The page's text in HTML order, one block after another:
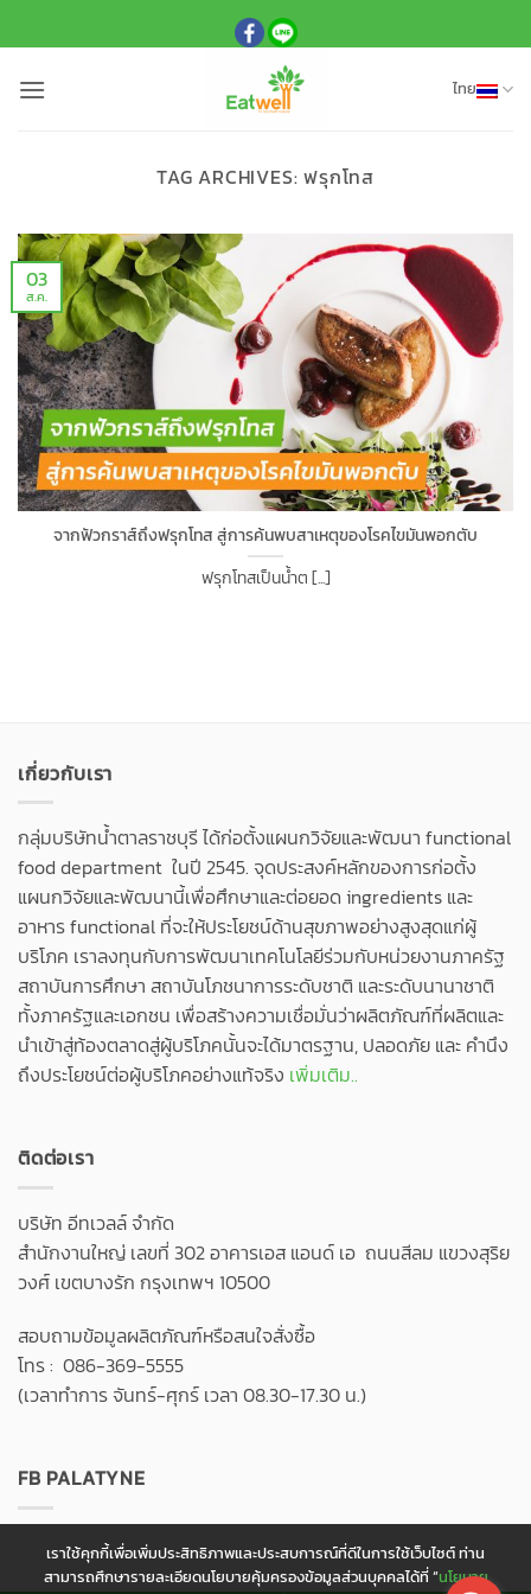
ไป
เนื้อหา
ไทย
TAG ARCHIVES:ฟรุกโทส
จากฟัวกราส์ถึงฟรุกโทส สู่การค้นพบสาเหตุของโรคไขมันพอกตับ
ฟรุกโทสเป็นน้ำต [...]
03
ส.ค.
เกี่ยวกับเรา
กลุ่มบริษัทน้ำตาลราชบุรี ได้ก่อตั้งแผนกวิจัยและพัฒนา functional
food department ในปี 2545. จุดประสงค์หลักของการก่อตั้ง
แผนกวิจัยและพัฒนานี้เพื่อศึกษาและต่อยอด ingredients และ
อาหาร functional ที่จะให้ประโยชน์ด้านสุขภาพอย่างสูงสุดแก่ผู้
บริโภค เราลงทุนกับการพัฒนาเทคโนโลยีร่วมกับหน่วยงานภาครัฐ
สถาบันการศึกษา สถาบันโภชนาการระดับชาติ และระดับนานาชาติ
ทั้งภาครัฐและเอกชน เพื่อสร้างความเชื่อมั่นว่าผลิตภัณฑ์ที่ผลิตและ
นำเข้าสู่ท้องตลาดสู่ผู้บริโภคนั้นจะได้มาตรฐาน, ปลอดภัย และ คำนึง
ถึงประโยชน์ต่อผู้บริโภคอย่างแท้จริง เพิ่มเติม..
ติดต่อเรา
บริษัท อีทเวลล์ จำกัด
สำนักงานใหญ่ เลขที่ 302 อาคารเอส แอนด์ เอ ถนนสีลม แขวงสุริย
วงศ์ เขตบางรัก กรุงเทพฯ 10500
สอบถามข้อมูลผลิตภัณฑ์หรือสนใจสั่งซื้อ
โทร : 086-369-5555
(เวลาทำการ จันทร์-ศุกร์ เวลา 08.30-17.30 น.)
FB PALATYNE
เราใช้คุกกี้เพื่อเพิ่มประสิทธิภาพและประสบการณ์ที่ดีในการใช้เว็บไซต์ ท่าน
สามารถศึกษารายละเอียดนโยบายคุ้มครองข้อมูลส่วนบุคคลได้ที่ “นโยบาย